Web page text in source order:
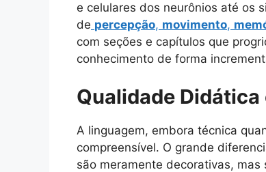
e celulares dos neurônios até os
de percepção, movimento,
com seções e capítulos que
conhecimento de forma
Qualidade
A linguagem, embora técnica
compreensível. O grande
são meramente decorativas,